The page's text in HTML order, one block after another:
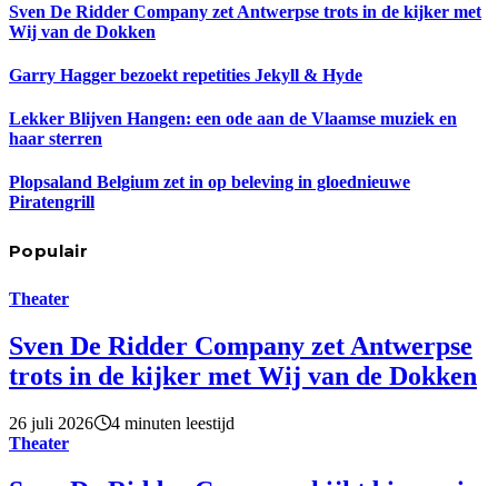
Sven De Ridder Company zet Antwerpse trots in de kijker met
Wij van de Dokken
Garry Hagger bezoekt repetities Jekyll & Hyde
Lekker Blijven Hangen: een ode aan de Vlaamse muziek en
haar sterren
Plopsaland Belgium zet in op beleving in gloednieuwe
Piratengrill
Populair
Theater
Sven De Ridder Company zet Antwerpse
trots in de kijker met Wij van de Dokken
26 juli 2026
4 minuten leestijd
Theater